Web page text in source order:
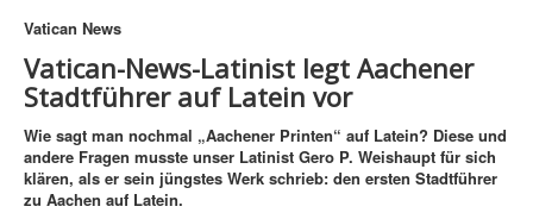
Vatican News
Vatican-News-Latinist legt Aachener
Stadtführer auf Latein vor
Wie sagt man nochmal „Aachener Printen“ auf Latein? Diese und
andere Fragen musste unser Latinist Gero P. Weishaupt für sich
klären, als er sein jüngstes Werk schrieb: den ersten Stadtführer
zu Aachen auf Latein.